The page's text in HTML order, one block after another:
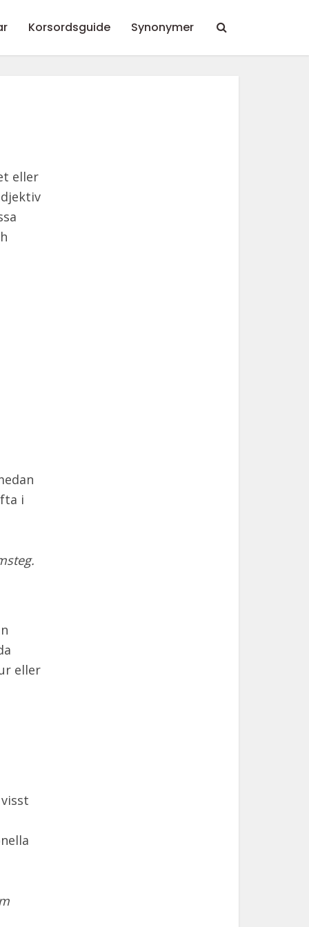
Korsordsguide Synonymer
eller
i
eller